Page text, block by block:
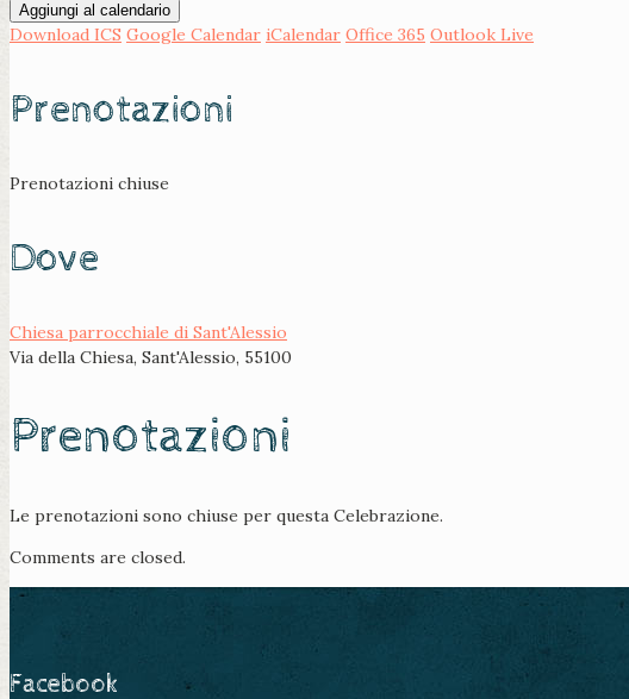
Aggiungi al calendario
Download ICS Google Calendar iCalendar Office 365 Outlook Live
Prenotazioni
Prenotazioni chiuse
Dove
Chiesa parrocchiale di Sant'Alessio
Via della Chiesa, Sant'Alessio, 55100
Prenotazioni
Le prenotazioni sono chiuse per questa Celebrazione.
Comments are closed.
Facebook